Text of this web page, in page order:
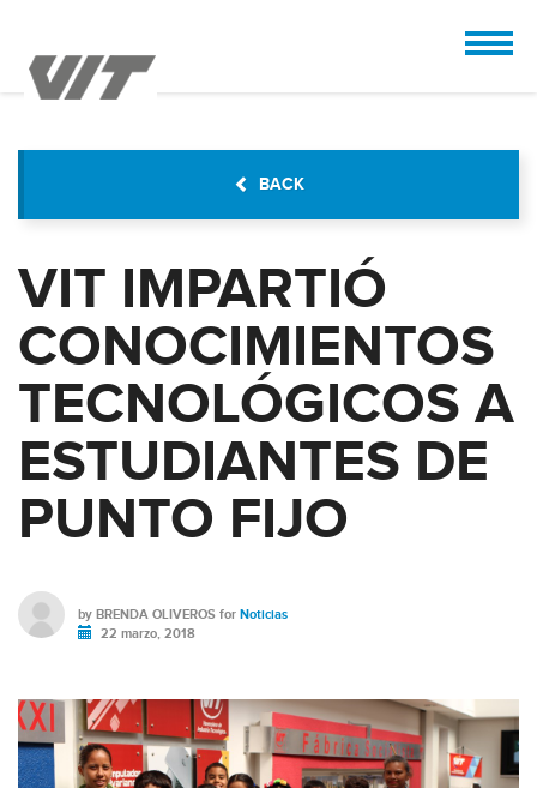
BACK
VIT IMPARTIÓ
CONOCIMIENTOS
TECNOLÓGICOS A
ESTUDIANTES DE
PUNTO FIJO
by BRENDA OLIVEROS for Noticias
22 marzo, 2018